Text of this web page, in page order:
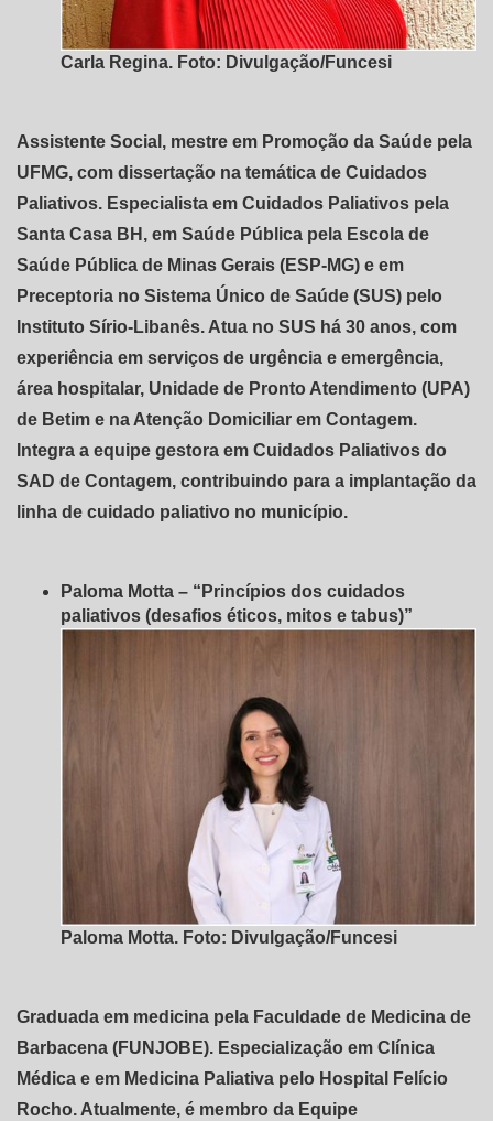
Carla Regina. Foto: Divulgação/Funcesi
Assistente Social, mestre em Promoção da Saúde pela
UFMG, com dissertação na temática de Cuidados
Paliativos. Especialista em Cuidados Paliativos pela
Santa Casa BH, em Saúde Pública pela Escola de
Saúde Pública de Minas Gerais (ESP-MG) e em
Preceptoria no Sistema Único de Saúde (SUS) pelo
Instituto Sírio-Libanês. Atua no SUS há 30 anos, com
experiência em serviços de urgência e emergência,
área hospitalar, Unidade de Pronto Atendimento (UPA)
de Betim e na Atenção Domiciliar em Contagem.
Integra a equipe gestora em Cuidados Paliativos do
SAD de Contagem, contribuindo para a implantação da
linha de cuidado paliativo no município.
Paloma Motta – “Princípios dos cuidados
paliativos (desafios éticos, mitos e tabus)”
Paloma Motta. Foto: Divulgação/Funcesi
Graduada em medicina pela Faculdade de Medicina de
Barbacena (FUNJOBE). Especialização em Clínica
Médica e em Medicina Paliativa pelo Hospital Felício
Rocho. Atualmente, é membro da Equipe